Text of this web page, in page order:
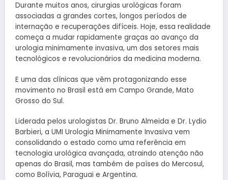
Durante muitos anos, cirurgias urológicas foram
associadas a grandes cortes, longos períodos de
internação e recuperações difíceis. Hoje, essa realidade
começa a mudar rapidamente graças ao avanço da
urologia minimamente invasiva, um dos setores mais
tecnológicos e revolucionários da medicina moderna.
E uma das clínicas que vêm protagonizando esse
movimento no Brasil está em Campo Grande, Mato
Grosso do Sul.
Liderada pelos urologistas Dr. Bruno Almeida e Dr. Lydio
Barbieri, a UMI Urologia Minimamente Invasiva vem
consolidando o estado como uma referência em
tecnologia urológica avançada, atraindo atenção não
apenas do Brasil, mas também de países do Mercosul,
como Bolívia, Paraguai e Argentina.